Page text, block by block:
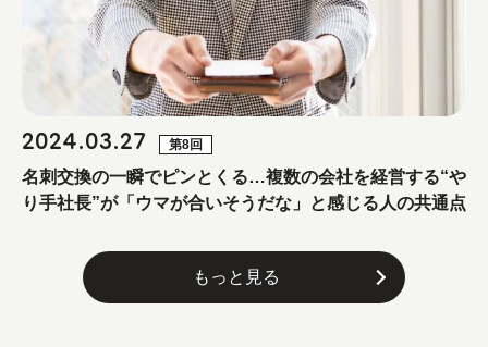
2024.03.27 第8回
名刺交換の一瞬でピンとくる…複数の会社を経営する“や
り手社長”が「ウマが合いそうだな」と感じる人の共通点
もっと見る